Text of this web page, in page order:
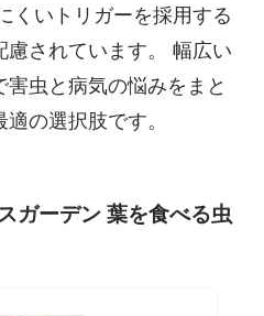
くいトリガーを採用する
慮されています。 幅広い
虫と病気の悩みをまと
の選択肢です。
ガーデン 葉を食べる虫